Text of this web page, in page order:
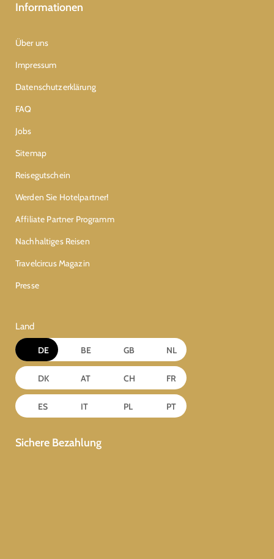
Informationen
Über uns
Impressum
Datenschutzerklärung
FAQ
Jobs
Sitemap
Reisegutschein
Werden Sie Hotelpartner!
Affiliate Partner Programm
Nachhaltiges Reisen
Travelcircus Magazin
Presse
Land
DE BE GB NL
DK AT CH FR
ES IT PL PT
Sichere Bezahlung